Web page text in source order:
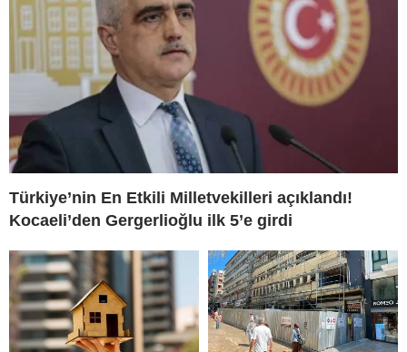
Türkiye’nin En Etkili Milletvekilleri açıklandı!
Kocaeli’den Gergerlioğlu ilk 5’e girdi